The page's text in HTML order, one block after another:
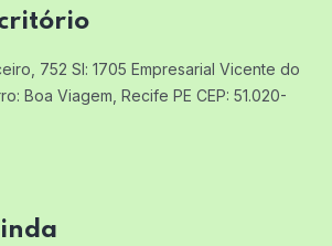
752 Sl: 1705 Empresarial Vicente do
Boa Viagem, Recife PE CEP: 51.020-